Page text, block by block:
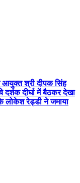
आयुक्त श्री दीपक सिंह
दर्शक दीर्घा में बैठकर देखा
लोकेश रेड्डी ने जमाया